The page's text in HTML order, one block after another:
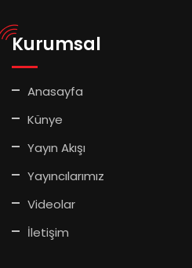
Kurumsal
Anasayfa
Künye
Yayın Akışı
Yayıncılarımız
Videolar
İletişim